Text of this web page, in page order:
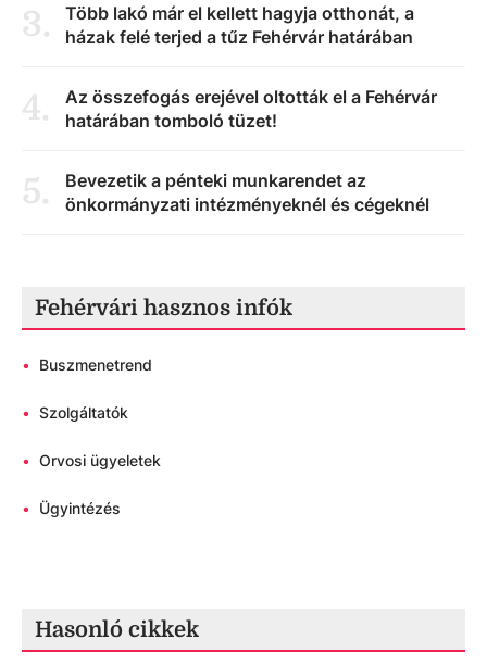
3.
Több lakó már el kellett hagyja otthonát, a
házak felé terjed a tűz Fehérvár határában
4.
Az összefogás erejével oltották el a Fehérvár
határában tomboló tüzet!
5.
Bevezetik a pénteki munkarendet az
önkormányzati intézményeknél és cégeknél
Fehérvári hasznos infók
• Buszmenetrend
• Szolgáltatók
• Orvosi ügyeletek
• Ügyintézés
Hasonló cikkek